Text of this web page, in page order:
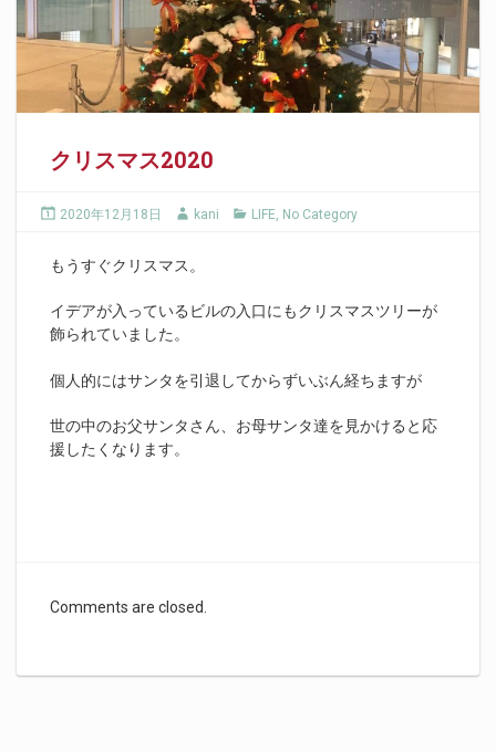
クリスマス2020
2020年12月18日 kani LIFE, No Category
もうすぐクリスマス。
イデアが入っているビルの入口にもクリスマスツリーが
飾られていました。
個人的にはサンタを引退してからずいぶん経ちますが
世の中のお父サンタさん、お母サンタ達を見かけると応
援したくなります。
Comments are closed.